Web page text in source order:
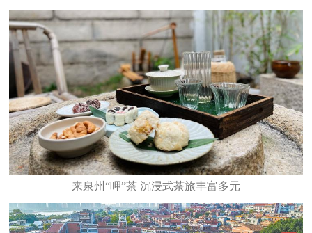
来泉州“呷”茶 沉浸式茶旅丰富多元